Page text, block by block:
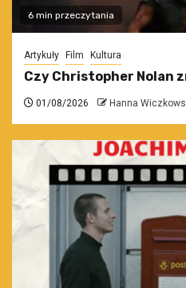
6 min przeczytania
Artykuły Film Kultura
Czy Christopher Nolan
01/08/2026 Hanna